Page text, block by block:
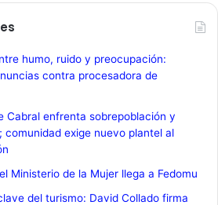
humo, ruido y preocupación:
contra procesadora de
Cabral enfrenta sobrepoblación y
comunidad exige nuevo plantel al
Ministerio de la Mujer llega a Fedomu
del turismo: David Collado firma